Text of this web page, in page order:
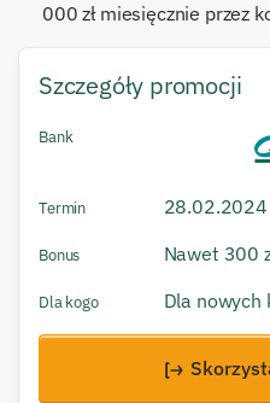
000 zł miesięcznie przez
Szczegóły promocji
Bank
Termin 28.02.2024
Bonus Nawet 300
Dla kogo Dla nowych